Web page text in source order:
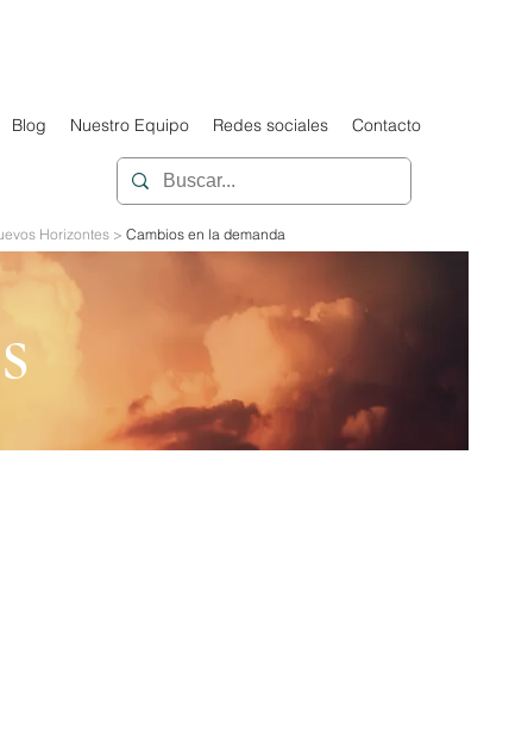
Blog Nuestro Equipo Redes sociales Contacto
Horizontes > Cambios en la demanda